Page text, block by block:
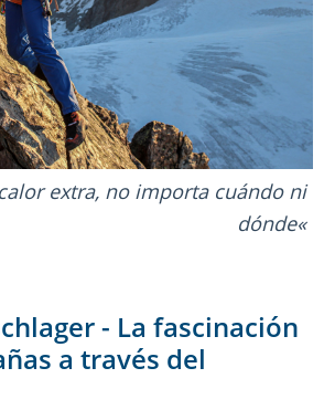
extra, no importa cuándo ni
dónde
- La fascinación
a través del